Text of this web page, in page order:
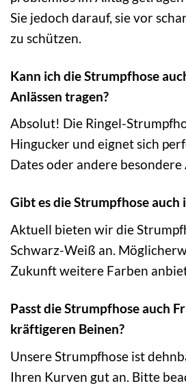
Sie jedoch darauf, sie vor
zu schützen.
Kann ich die Strumpfhose
Anlässen tragen?
Absolut! Die Ringel-
Hingucker und eignet sich
Dates oder andere besondere
Gibt es die Strumpfhose auch
Aktuell bieten wir die
Schwarz-Weiß an.
Zukunft weitere Farben
Passt die Strumpfhose auch
kräftigeren Beinen?
Unsere Strumpfhose ist
Ihren Kurven gut an. Bitte